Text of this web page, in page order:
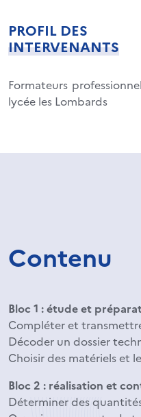
PROFIL DES
INTERVENANTS
Formateurs
lycée les Lombards
Contenu
Bloc 1 : étude et
Compléter et
Décoder un dossier
Choisir des matériels et
Bloc 2 : réalisation et
Déterminer des